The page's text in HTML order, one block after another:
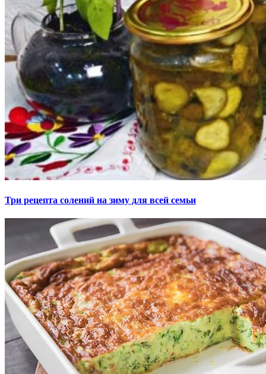
Три рецепта солений на зиму для всей семьи